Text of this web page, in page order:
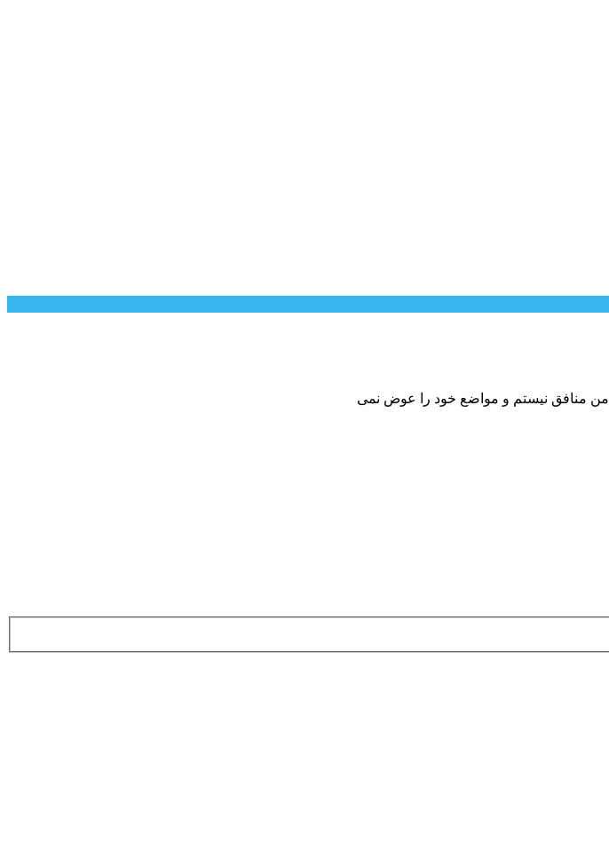
من منافق نیستم و مواضع خود را عوض نمی